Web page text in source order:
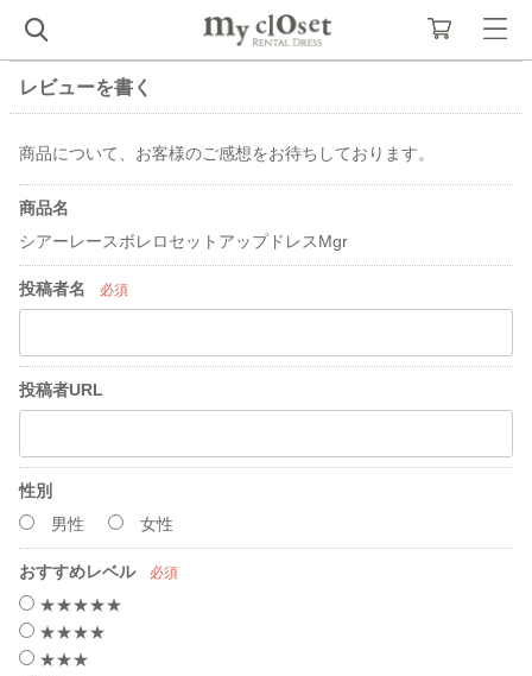
レビューを書く
商品について、お客様のご感想をお待ちしております。
商品名
シアーレースボレロセットアップドレスMgr
投稿者名 必須
投稿者URL
性別
男性
女性
おすすめレベル 必須
★★★★★
★★★★
★★★